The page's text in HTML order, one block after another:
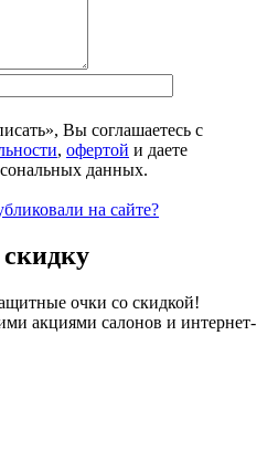
Вы соглашаетесь с
, офертой и даете
данных.
на сайте?
очки со скидкой!
акциями салонов и интернет-